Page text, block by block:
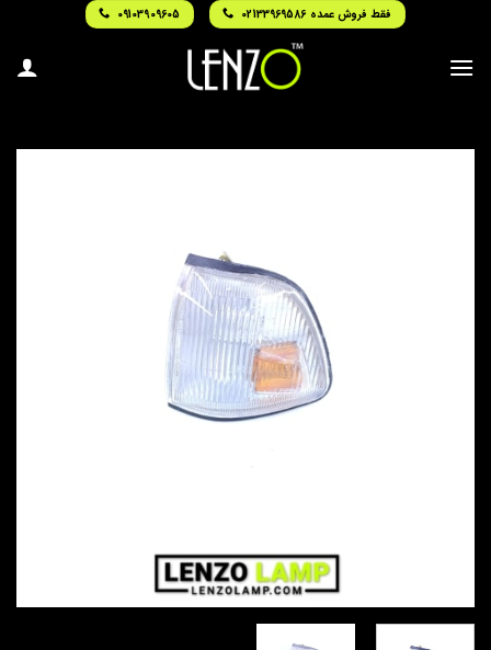
content
فقط فروش عمده 02133969586 09103909605